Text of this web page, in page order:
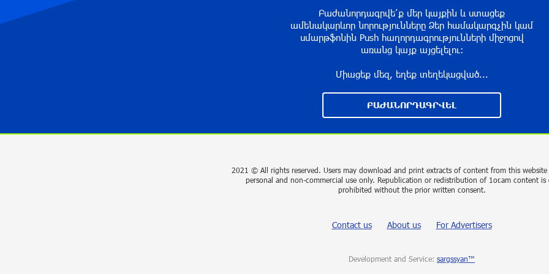
Բաժանորդագրվե՛ք մեր կայքին և ստացեք
ամենակարևոր նորությունները Ձեր համակարգչին կամ
սմարթֆոնին Push հաղորդագրությունների միջոցով
առանց կայք այցելելու։
Միացեք մեզ, եղեք տեղեկացված...
ԲԱԺԱՆՈՐԴԱԳՐՎԵԼ
2021 © All rights reserved. Users may download and print extracts of content from this
personal and non-commercial use only. Republication or redistribution of 1or.am content is
prohibited without the prior written consent.
Contact us About us For Advertisers
Development and Service: sargssyan™